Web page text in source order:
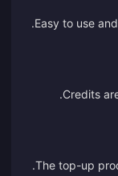
Easy to use
Credits
The top-up